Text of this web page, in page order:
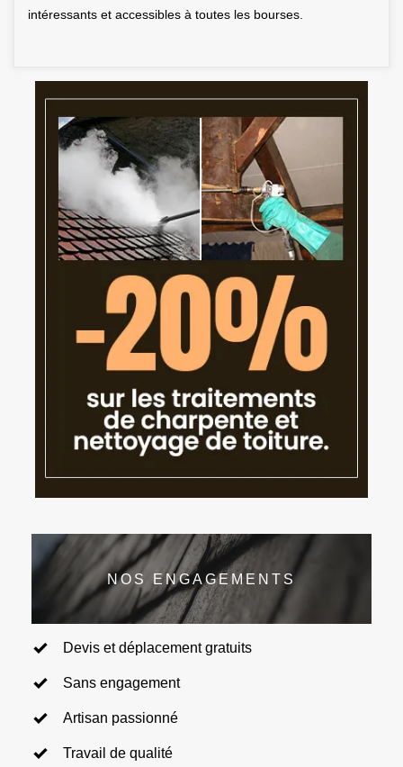
intéressants et accessibles à toutes les bourses.
NOS ENGAGEMENTS
Devis et déplacement gratuits
Sans engagement
Artisan passionné
Travail de qualité